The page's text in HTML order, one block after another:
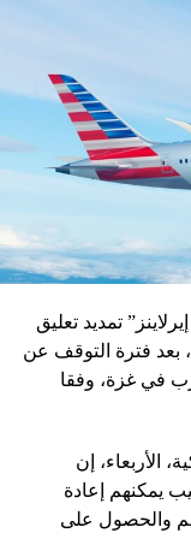
تمديد تعليق
بعد فترة التوقف عن
في غزة، وفقا
الأربعاء، إن
يمكنهم إعادة
والحصول على